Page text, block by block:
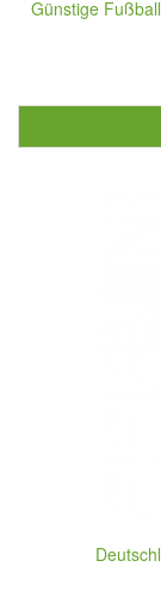
Günstige